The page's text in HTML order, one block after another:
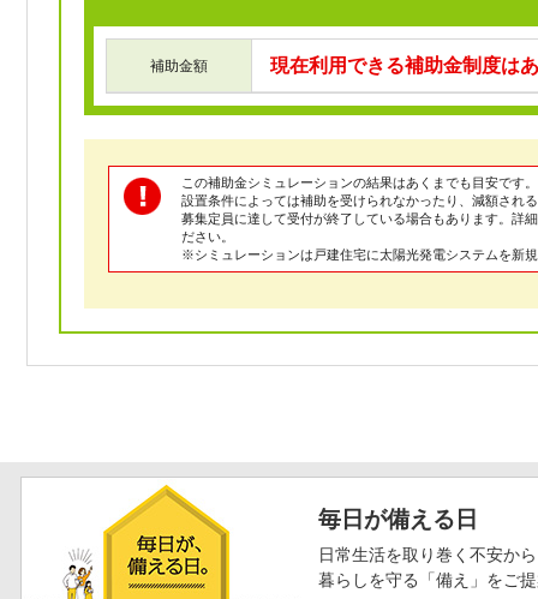
補助金額 現在利用できる補助金制度は
この補助金シミュレーションの結果はあくまでも目安です。
設置条件によっては補助を受けられなかったり、減額され
募集定員に達して受付が終了している場合もあります。詳
ださい。
※シミュレーションは戸建住宅に太陽光発電システムを新
毎日が備える日
日常生活を取り巻く不安から
暮らしを守る「備え」をご